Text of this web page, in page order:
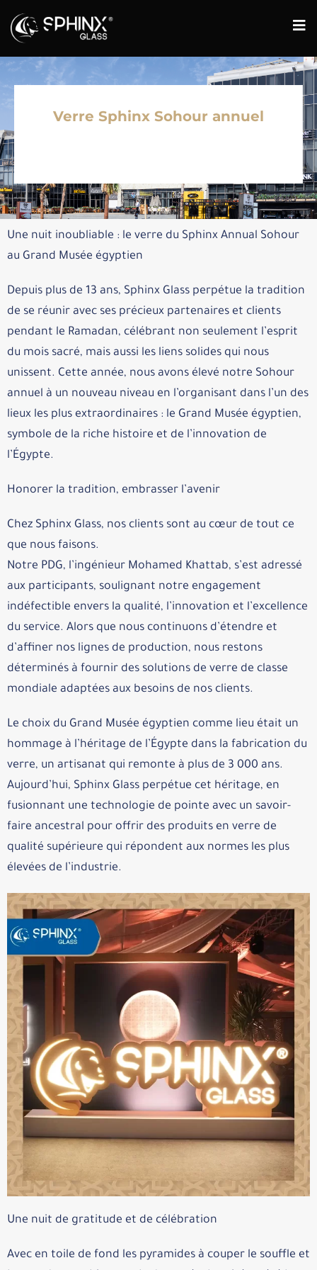
Verre Sphinx Sohour annuel
Une nuit inoubliable : le verre du Sphinx Annual Sohour
au Grand Musée égyptien
Depuis plus de 13 ans, Sphinx Glass perpétue la tradition
de se réunir avec ses précieux partenaires et clients
pendant le Ramadan, célébrant non seulement l’esprit
du mois sacré, mais aussi les liens solides qui nous
unissent. Cette année, nous avons élevé notre Sohour
annuel à un nouveau niveau en l’organisant dans l’un des
lieux les plus extraordinaires : le Grand Musée égyptien,
symbole de la riche histoire et de l’innovation de
l’Égypte.
Honorer la tradition, embrasser l’avenir
Chez Sphinx Glass, nos clients sont au cœur de tout ce
que nous faisons.
Notre PDG, l’ingénieur Mohamed Khattab, s’est adressé
aux participants, soulignant notre engagement
indéfectible envers la qualité, l’innovation et l’excellence
du service. Alors que nous continuons d’étendre et
d’affiner nos lignes de production, nous restons
déterminés à fournir des solutions de verre de classe
mondiale adaptées aux besoins de nos clients.
Le choix du Grand Musée égyptien comme lieu était un
hommage à l’héritage de l’Égypte dans la fabrication du
verre, un artisanat qui remonte à plus de 3 000 ans.
Aujourd’hui, Sphinx Glass perpétue cet héritage, en
fusionnant une technologie de pointe avec un savoir-
faire ancestral pour offrir des produits en verre de
qualité supérieure qui répondent aux normes les plus
élevées de l’industrie.
Une nuit de gratitude et de célébration
Avec en toile de fond les pyramides à couper le souffle et